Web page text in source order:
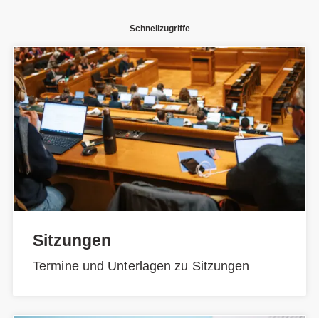
Schnellzugriffe
Sitzungen
Termine und Unterlagen zu Sitzungen